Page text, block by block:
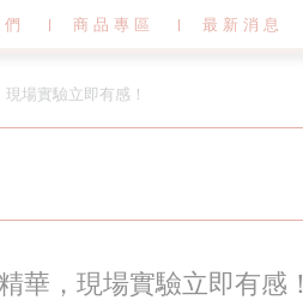
商品專區 最新消息
場實驗立即有感！
華，現場實驗立即有感！